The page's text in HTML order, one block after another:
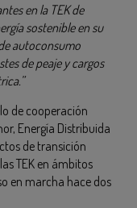
en la TEK de
sostenible en su
autoconsumo
de peaje y cargos
de cooperación
Energía Distribuida
de transición
TEK en ámbitos
en marcha hace dos